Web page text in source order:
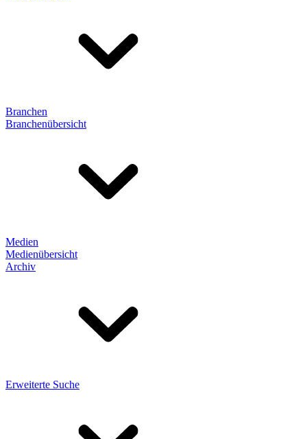
Branchen
Branchenübersicht
Medien
Medienübersicht
Archiv
Erweiterte Suche